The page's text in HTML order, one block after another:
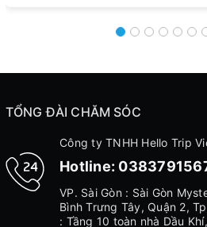
TỔNG ĐÀI CHĂM SÓC
Công ty TNHH Hello Trip
Hotline:
VP. Sài Gòn : Sài Gòn
Bình Trưng Tây, Quận 2,
: Tầng 10 toàn nhà Dầu